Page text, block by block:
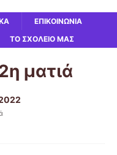
ΕΠΙΚΟΙΝΩΝΙΑ
ΤΟ ΣΧΟΛΕΙΟ ΜΑΣ
ματιά